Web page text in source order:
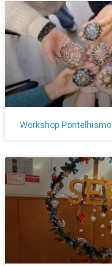
Workshop Pontelhismo